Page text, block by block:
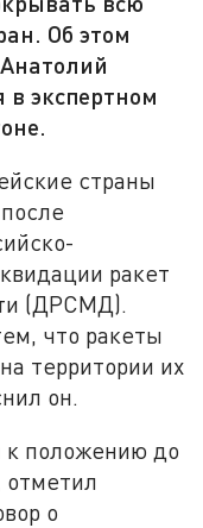
Об этом
экспертном
страны
ракет
(ДРСМД).
что ракеты
территории их
он.
к положению до
о